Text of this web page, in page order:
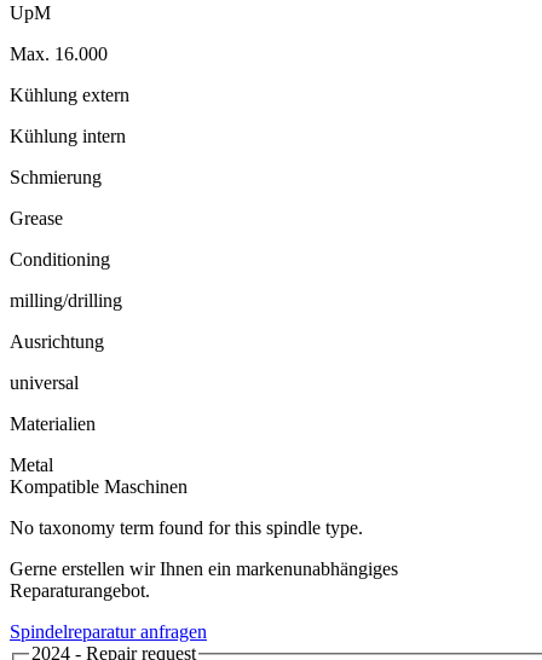
UpM
Max. 16.000
Kühlung extern
Kühlung intern
Schmierung
Grease
Conditioning
milling/drilling
Ausrichtung
universal
Materialien
Metal
Kompatible Maschinen
No taxonomy term found for this spindle type.
Gerne erstellen wir Ihnen ein markenunabhängiges
Reparaturangebot.
Spindelreparatur anfragen
2024 - Repair request